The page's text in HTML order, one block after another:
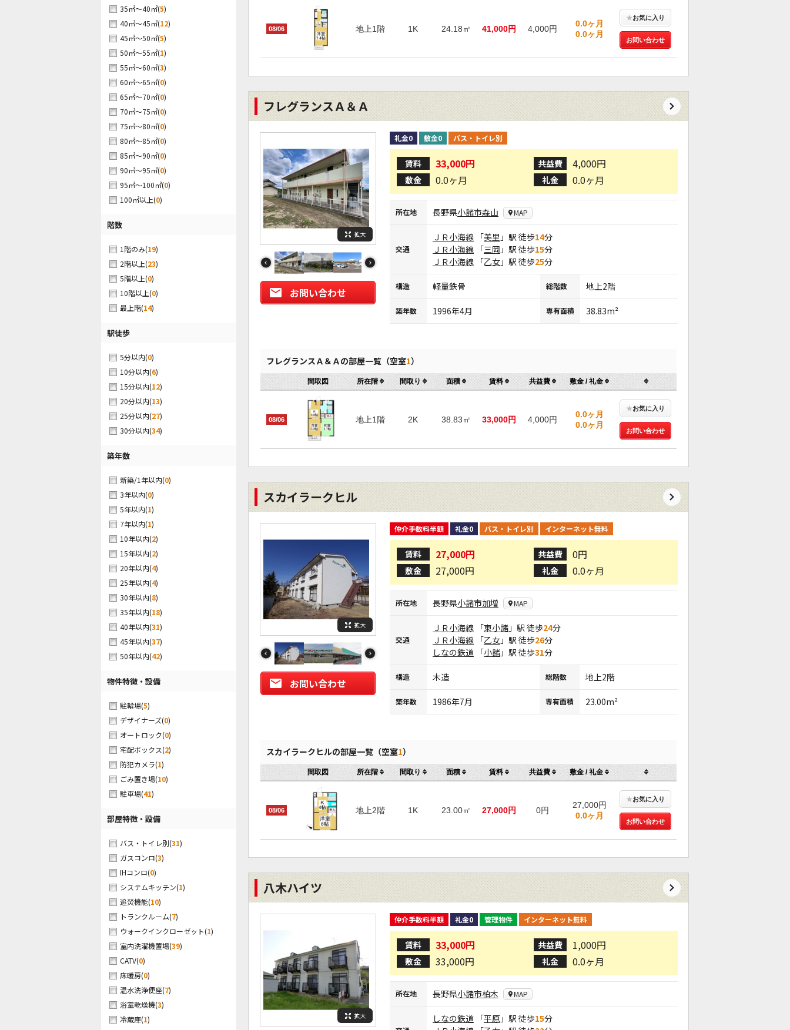
35㎡～40㎡(5)
40㎡～45㎡(12)
45㎡～50㎡(5)
50㎡～55㎡(1)
55㎡～60㎡(3)
60㎡～65㎡(0)
65㎡～70㎡(0)
70㎡～75㎡(0)
75㎡～80㎡(0)
80㎡～85㎡(0)
85㎡～90㎡(0)
90㎡～95㎡(0)
95㎡～100㎡(0)
100㎡以上(0)
階数
1階のみ(19)
2階以上(23)
5階以上(0)
10階以上(0)
最上階(14)
駅徒歩
5分以内(0)
10分以内(6)
15分以内(12)
20分以内(13)
25分以内(27)
30分以内(34)
築年数
新築/1年以内(0)
3年以内(0)
5年以内(1)
7年以内(1)
10年以内(2)
15年以内(2)
20年以内(4)
25年以内(4)
30年以内(8)
35年以内(18)
40年以内(31)
45年以内(37)
50年以内(42)
物件特徴・設備
駐輪場(5)
デザイナーズ(0)
オートロック(0)
宅配ボックス(2)
防犯カメラ(1)
ごみ置き場(10)
駐車場(41)
部屋特徴・設備
バス・トイレ別(31)
ガスコンロ(3)
IHコンロ(0)
システムキッチン(1)
追焚機能(10)
トランクルーム(7)
ウォークインクローゼット(1)
室内洗濯機置場(39)
CATV(0)
床暖房(0)
温水洗浄便座(7)
浴室乾燥機(3)
冷蔵庫(1)
08/06 地上1階 1K 24.18㎡ 41,000円 4,000円
0.0ヶ月
0.0ヶ月
★お気に入り
お問い合わせ
フレグランスＡ＆Ａ
拡大
お問い合わせ
礼金0 敷金0 バス・トイレ別
賃料 33,000円 共益費 4,000円
敷金 0.0ヶ月 礼金 0.0ヶ月
所在地 長野県小諸市森山 MAP
交通
ＪＲ小海線 「美里 」駅 徒歩14分
ＪＲ小海線 「三岡 」駅 徒歩15分
ＪＲ小海線 「乙女 」駅 徒歩25分
構造 軽量鉄骨 総階数 地上2階
築年数 1996年4月 専有面積 38.83m²
フレグランスＡ＆Ａの部屋一覧（空室1）
間取図 所在階 間取り 面積 賃料 共益費 敷金 / 礼金
08/06 地上1階 2K 38.83㎡ 33,000円 4,000円
0.0ヶ月
0.0ヶ月
★お気に入り
お問い合わせ
スカイラークヒル
拡大
お問い合わせ
仲介手数料半額 礼金0 バス・トイレ別 インターネット無料
賃料 27,000円 共益費 0円
敷金 27,000円 礼金 0.0ヶ月
所在地 長野県小諸市加増 MAP
交通
ＪＲ小海線 「東小諸 」駅 徒歩24分
ＪＲ小海線 「乙女 」駅 徒歩26分
しなの鉄道 「小諸 」駅 徒歩31分
構造 木造 総階数 地上2階
築年数 1986年7月 専有面積 23.00m²
スカイラークヒルの部屋一覧（空室1）
間取図 所在階 間取り 面積 賃料 共益費 敷金 / 礼金
08/06 地上2階 1K 23.00㎡ 27,000円 0円
27,000円
0.0ヶ月
★お気に入り
お問い合わせ
八木ハイツ
拡大
仲介手数料半額 礼金0 管理物件 インターネット無料
賃料 33,000円 共益費 1,000円
敷金 33,000円 礼金 0.0ヶ月
所在地 長野県小諸市柏木 MAP
しなの鉄道 「平原 」駅 徒歩15分